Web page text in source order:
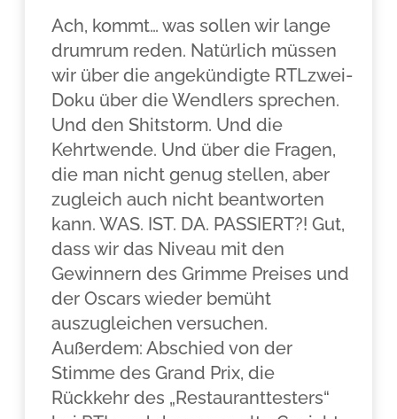
Ach, kommt… was sollen wir lange
drumrum reden. Natürlich müssen
wir über die angekündigte RTLzwei-
Doku über die Wendlers sprechen.
Und den Shitstorm. Und die
Kehrtwende. Und über die Fragen,
die man nicht genug stellen, aber
zugleich auch nicht beantworten
kann. WAS. IST. DA. PASSIERT?! Gut,
dass wir das Niveau mit den
Gewinnern des Grimme Preises und
der Oscars wieder bemüht
auszugleichen versuchen.
Außerdem: Abschied von der
Stimme des Grand Prix, die
Rückkehr des „Restauranttesters“